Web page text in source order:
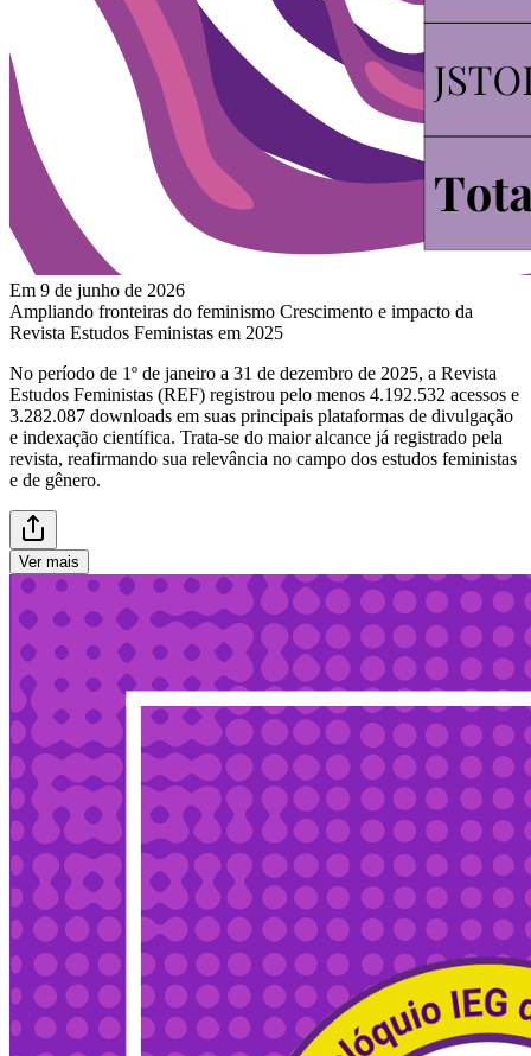
Em 9 de junho de 2026
Ampliando fronteiras do feminismo Crescimento e impacto da
Revista Estudos Feministas em 2025
No período de 1º de janeiro a 31 de dezembro de 2025, a Revista
Estudos Feministas (REF) registrou pelo menos 4.192.532 acessos e
3.282.087 downloads em suas principais plataformas de divulgação
e indexação científica. Trata-se do maior alcance já registrado pela
revista, reafirmando sua relevância no campo dos estudos feministas
e de gênero.
Ver mais